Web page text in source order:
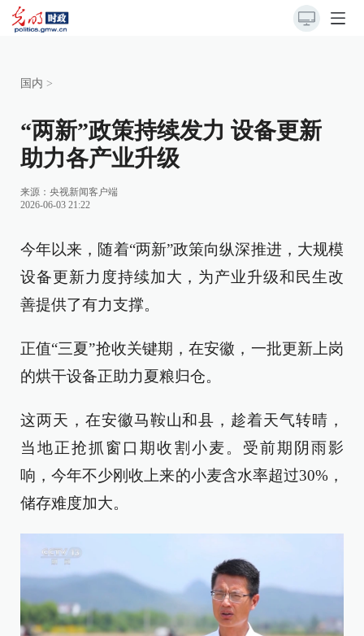
国内 >
“两新”政策持续发力 设备更新
助力各产业升级
来源：央视新闻客户端
2026-06-03 21:22
今年以来，随着“两新”政策向纵深推进，大规模
设备更新力度持续加大，为产业升级和民生改
善提供了有力支撑。
正值“三夏”抢收关键期，在安徽，一批更新上岗
的烘干设备正助力夏粮归仓。
这两天，在安徽马鞍山和县，趁着天气转晴，
当地正抢抓窗口期收割小麦。受前期阴雨影
响，今年不少刚收上来的小麦含水率超过30%，
储存难度加大。